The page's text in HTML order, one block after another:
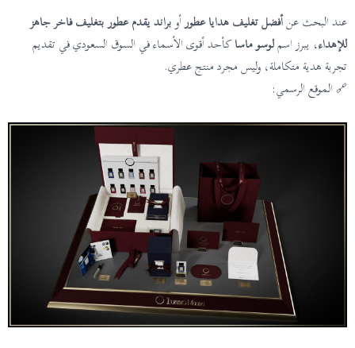
عند البحث عنأفضل تغليف هدايا عطورأوبراند يقدم عطور بتغليف فاخر جاهز
للإهداء، يبرز اسملوسو ماساكأحد أقوى الأسماء في السوق السعودي في تقديم
تجربة هدية متكاملة، وليس مجرد منتج عطري.
🔗 الموقع الرسمي: